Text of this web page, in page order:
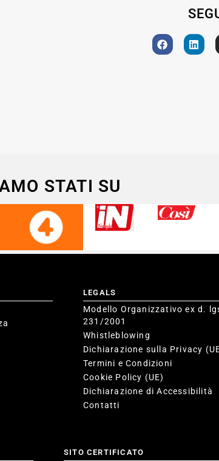
STATI SU
LEGALS
Modello Organizzativo ex d.
231/2001
Whistleblowing
Dichiarazione sulla Privacy
Termini e Condizioni
Cookie Policy (UE)
Dichiarazione di Accessibilità
Contatti
SITO CERTIFICATO